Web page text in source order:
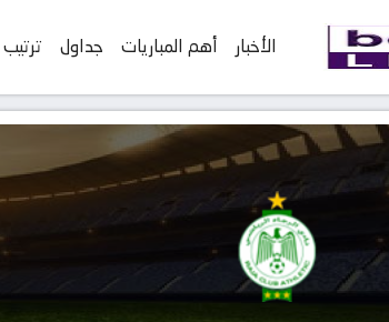
الأخبار أهم المباريات جداول